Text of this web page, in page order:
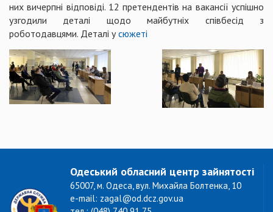
них вичерпні відповіді. 12 претендентів на вакансії успішно
узгодили деталі щодо майбутніх співбесід з
роботодавцями. Деталі усюжеті
Одеський обласний центр зайнятості
65007, м. Одеса, вул. Михайла Болтенка, 10
e-mail: zagal@od.dcz.gov.ua